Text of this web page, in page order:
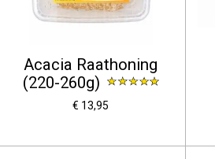
Acacia Raathoning
(220-260g)
€ 13,95